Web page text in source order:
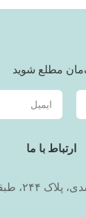
مطلع شوید
ارتباط با ما
طبقه ۴